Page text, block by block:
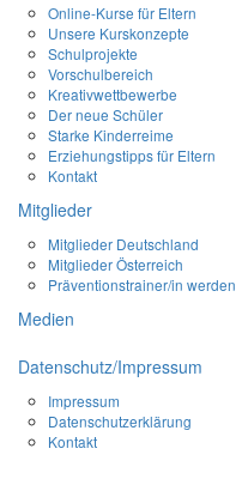
Online-Kurse für Eltern
Unsere Kurskonzepte
Schulprojekte
Vorschulbereich
Kreativwettbewerbe
Der neue Schüler
Starke Kinderreime
Erziehungstipps für Eltern
Kontakt
Mitglieder
Mitglieder Deutschland
Mitglieder Österreich
Präventionstrainer/in werden
Medien
Datenschutz/Impressum
Impressum
Datenschutzerklärung
Kontakt